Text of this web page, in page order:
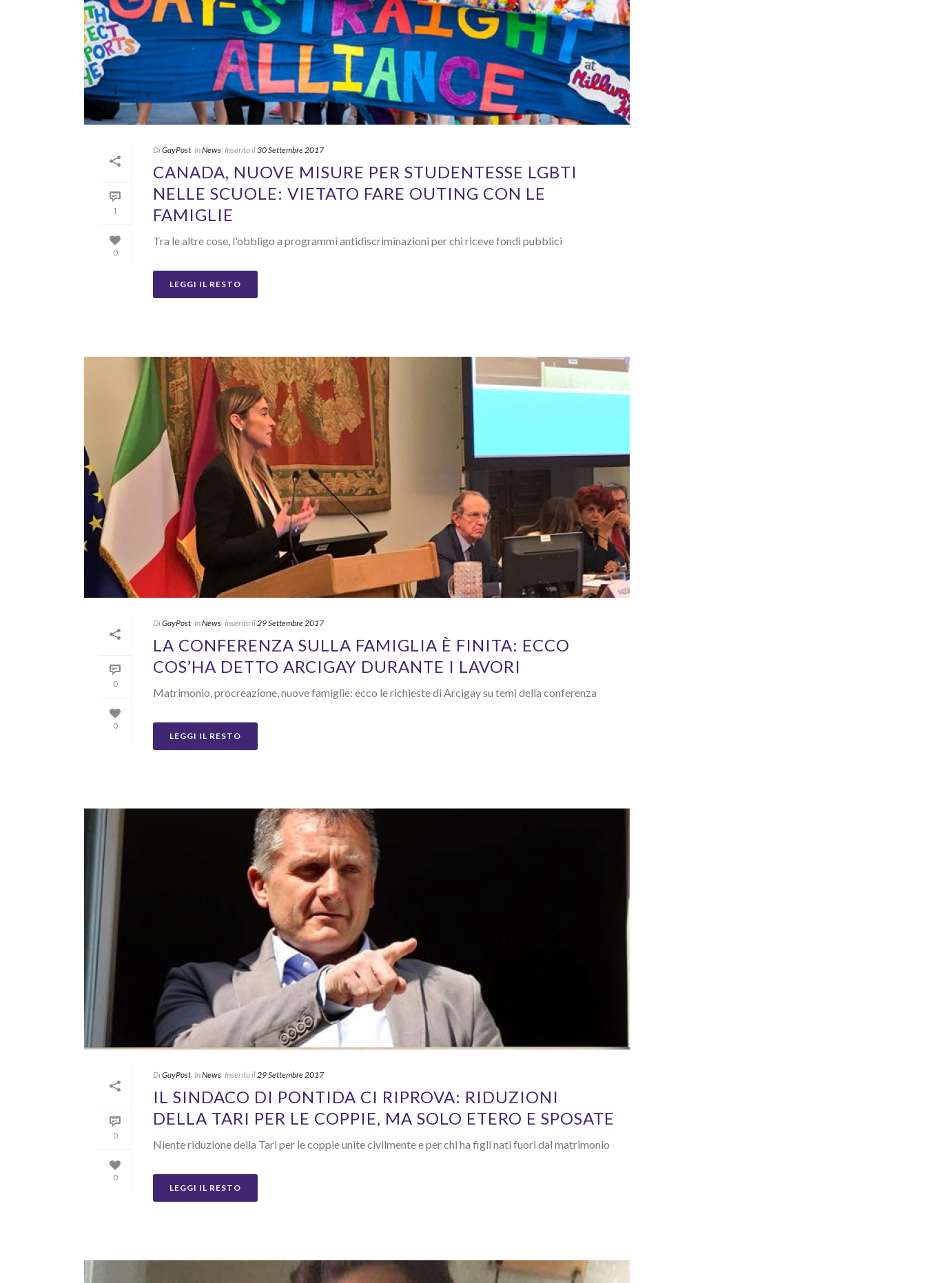
1
0
DiGayPost InNews Inserito il30 Settembre 2017
CANADA, NUOVE MISURE PER STUDENTESSE LGBTI
NELLE SCUOLE: VIETATO FARE OUTING CON LE
FAMIGLIE
Tra le altre cose, l'obbligo a programmi antidiscriminazioni per chi riceve fondi pubblici
LEGGI IL RESTO
0
0
DiGayPost InNews Inserito il29 Settembre 2017
LA CONFERENZA SULLA FAMIGLIA È FINITA: ECCO
COS’HA DETTO ARCIGAY DURANTE I LAVORI
Matrimonio, procreazione, nuove famiglie: ecco le richieste di Arcigay su temi della conferenza
LEGGI IL RESTO
0
0
DiGayPost InNews Inserito il29 Settembre 2017
IL SINDACO DI PONTIDA CI RIPROVA: RIDUZIONI
DELLA TARI PER LE COPPIE, MA SOLO ETERO E SPOSATE
Niente riduzione della Tari per le coppie unite civilmente e per chi ha figli nati fuori dal matrimonio
LEGGI IL RESTO